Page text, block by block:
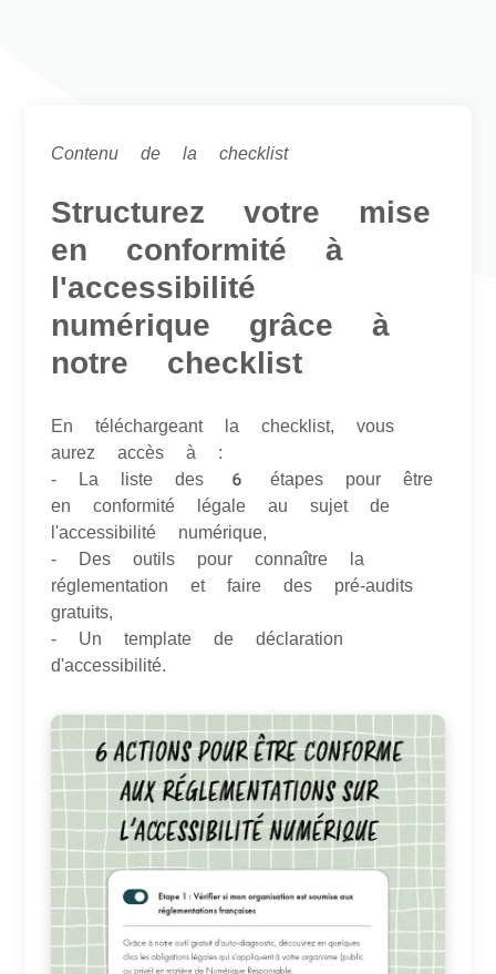
Contenu de la checklist
Structurez votre mise
en conformité à
l'accessibilité
numérique grâce à
notre checklist
En téléchargeant la checklist, vous
aurez accès à :
- La liste des 6 étapes pour être
en conformité légale au sujet de
l'accessibilité numérique,
- Des outils pour connaître la
réglementation et faire des pré-audits
gratuits,
- Un template de déclaration
d'accessibilité.